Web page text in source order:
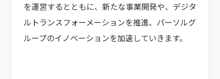
を運営するとともに、新たな事業開発や、デジタ
ルトランスフォーメーションを推進、パーソルグ
ループのイノベーションを加速していきます。